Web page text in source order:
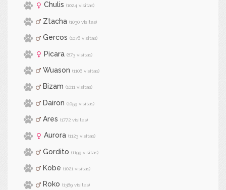
Chulis (1024 visitas)
Ztacha (1030 visitas)
Gercos (1076 visitas)
Picara (873 visitas)
Wuason (1106 visitas)
Bizam (1011 visitas)
Dairon (1059 visitas)
Ares (1772 visitas)
Aurora (1123 visitas)
Gordito (1199 visitas)
Kobe (1021 visitas)
Roko (1389 visitas)